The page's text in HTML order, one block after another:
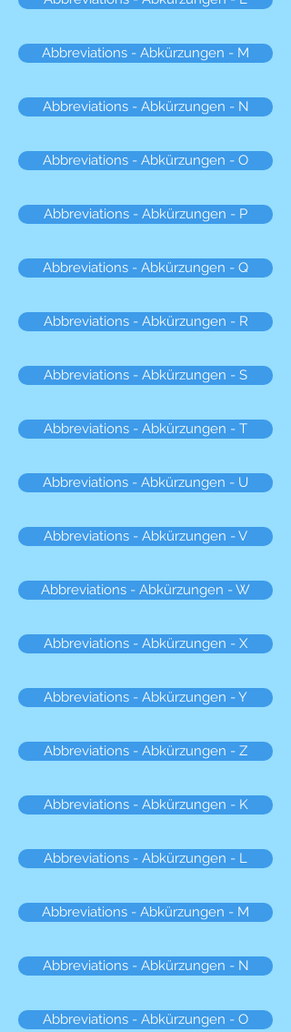
Abbreviations - Abkürzungen - M
Abbreviations - Abkürzungen - N
Abbreviations - Abkürzungen - O
Abbreviations - Abkürzungen - P
Abbreviations - Abkürzungen - Q
Abbreviations - Abkürzungen - R
Abbreviations - Abkürzungen - S
Abbreviations - Abkürzungen - T
Abbreviations - Abkürzungen - U
Abbreviations - Abkürzungen - V
Abbreviations - Abkürzungen - W
Abbreviations - Abkürzungen - X
Abbreviations - Abkürzungen - Y
Abbreviations - Abkürzungen - Z
Abbreviations - Abkürzungen - K
Abbreviations - Abkürzungen - L
Abbreviations - Abkürzungen - M
Abbreviations - Abkürzungen - N
Abbreviations - Abkürzungen - O